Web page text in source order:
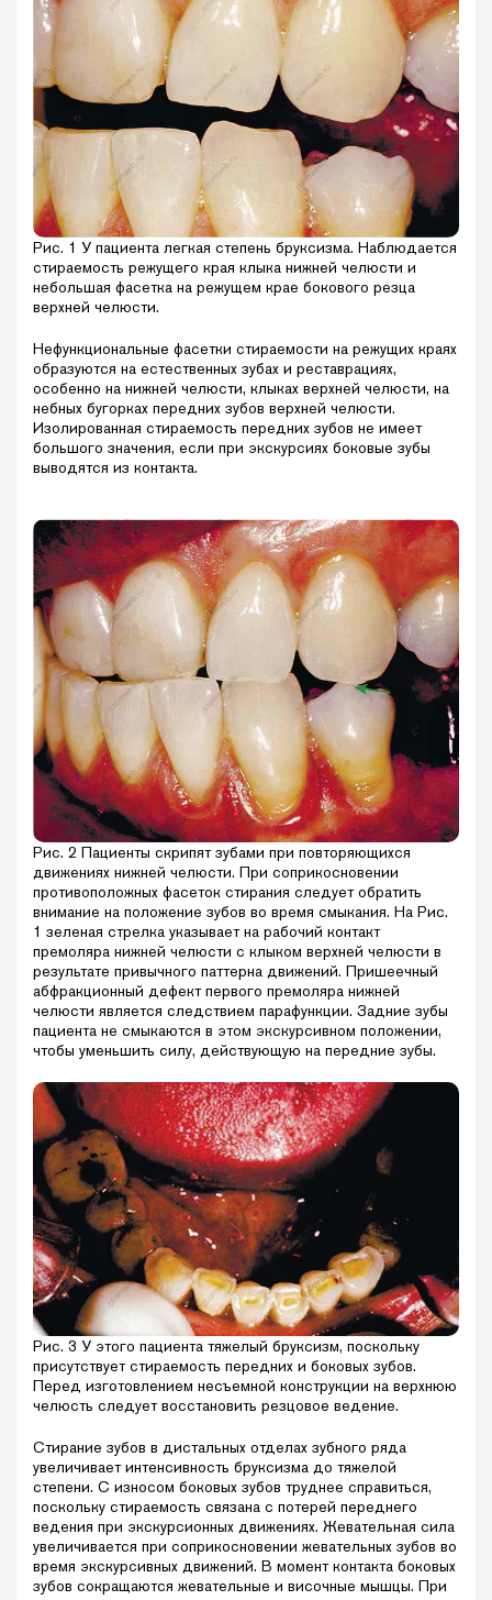
Рис. 1 У пациента легкая степень бруксизма. Наблюдается
стираемость режущего края клыка нижней челюсти и
небольшая фасетка на режущем крае бокового резца
верхней челюсти.
Нефункциональные фасетки стираемости на режущих краях
образуются на естественных зубах и реставрациях,
особенно на нижней челюсти, клыках верхней челюсти, на
небных бугорках передних зубов верхней челюсти.
Изолированная стираемость передних зубов не имеет
большого значения, если при экскурсиях боковые зубы
выводятся из контакта.
Рис. 2 Пациенты скрипят зубами при повторяющихся
движениях нижней челюсти. При соприкосновении
противоположных фасеток стирания следует обратить
внимание на положение зубов во время смыкания. На Рис.
1 зеленая стрелка указывает на рабочий контакт
премоляра нижней челюсти с клыком верхней челюсти в
результате привычного паттерна движений. Пришеечный
абфракционный дефект первого премоляра нижней
челюсти является следствием парафункции. Задние зубы
пациента не смыкаются в этом экскурсивном положении,
чтобы уменьшить силу, действующую на передние зубы.
Рис. 3 У этого пациента тяжелый бруксизм, поскольку
присутствует стираемость передних и боковых зубов.
Перед изготовлением несъемной конструкции на верхнюю
челюсть следует восстановить резцовое ведение.
Стирание зубов в дистальных отделах зубного ряда
увеличивает интенсивность бруксизма до тяжелой
степени. С износом боковых зубов труднее справиться,
поскольку стираемость связана с потерей переднего
ведения при экскурсионных движениях. Жевательная сила
увеличивается при соприкосновении жевательных зубов во
время экскурсивных движений. В момент контакта боковых
зубов сокращаются жевательные и височные мышцы. При